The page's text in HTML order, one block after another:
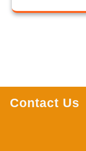
Contact Us